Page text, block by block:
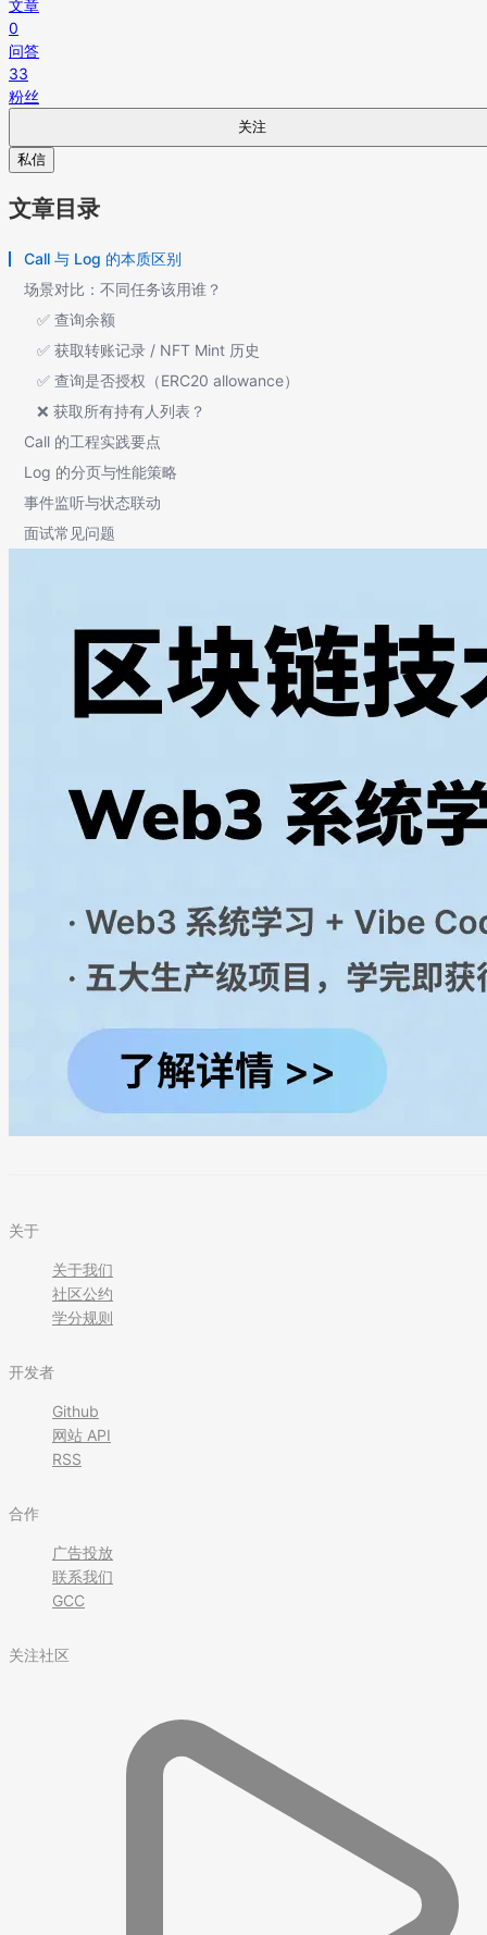
文章
0
问答
33
粉丝
关注
私信
文章目录
Call 与 Log 的本质区别
场景对比：不同任务该用谁？
✅ 查询余额
✅ 获取转账记录 / NFT Mint 历史
✅ 查询是否授权（ERC20 allowance）
❌ 获取所有持有人列表？
Call 的工程实践要点
Log 的分页与性能策略
事件监听与状态联动
面试常见问题
关于
关于我们
社区公约
学分规则
开发者
Github
网站 API
RSS
合作
广告投放
联系我们
GCC
关注社区